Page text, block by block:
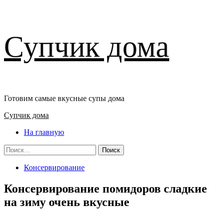
к
содержимому
Супчик дома
Готовим самые вкусные супы дома
Основное
Супчик дома
На главную
Найти:
Консервирование
Консервирование помидоров сладкие
на зиму очень вкусные